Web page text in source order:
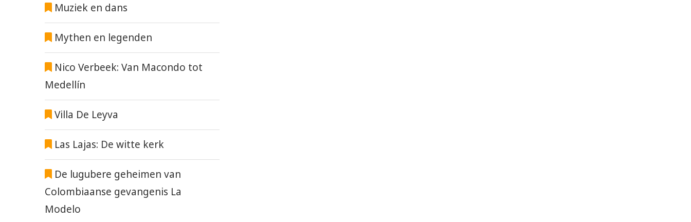
Muziek en dans
Mythen en legenden
Nico Verbeek: Van Macondo tot
Medellín
Villa De Leyva
Las Lajas: De witte kerk
De lugubere geheimen van
Colombiaanse gevangenis La
Modelo